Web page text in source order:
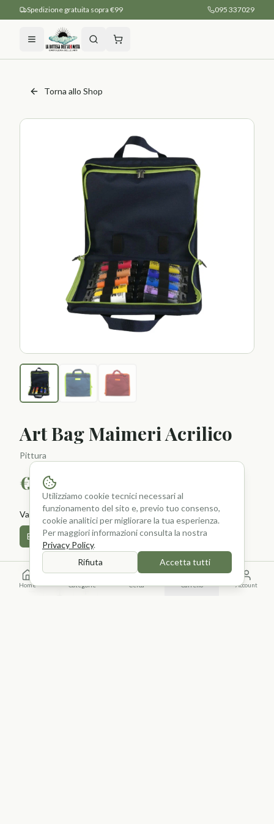
Spedizione gratuita sopra €99 095 337029
Torna allo Shop
Art Bag Maimeri Acrilico
Pittura
€ 74.00
Variante
Blu Bordeaux
Quantità
Home Categorie Cerca Carrello Account
Utilizziamo cookie tecnici necessari al
funzionamento del sito e, previo tuo consenso,
cookie analitici per migliorare la tua esperienza.
Per maggiori informazioni consulta la nostra
Privacy Policy.
Rifiuta
Accetta tutti